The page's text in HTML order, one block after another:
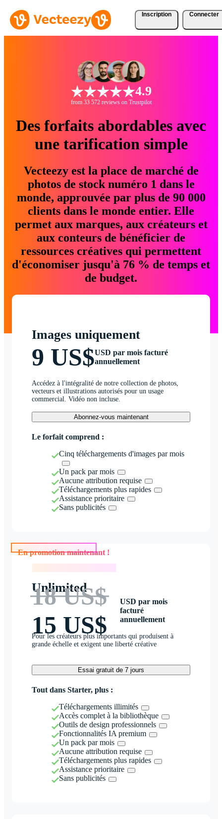
Inscription Connecter
4.9
from 33 572 reviews on Trustpilot
Des forfaits abordables avec
une tarification simple
Vecteezy est la place de marché de
photos de stock numéro 1 dans le
monde, approuvée par plus de 90 000
clients dans le monde entier. Elle
permet aux marques, aux créateurs et
aux conteurs de bénéficier de
ressources créatives qui permettent
d'économiser jusqu'à 76 % de temps et
de budget.
Images uniquement
9 US$USD par mois facturé
annuellement
Accédez à l'intégralité de notre collection de photos,
vecteurs et illustrations autorisés pour un usage
commercial. Vidéo non incluse.
Abonnez-vous maintenant
Le forfait comprend :
Cinq téléchargements d'images par mois
Un pack par mois
Aucune attribution requise
Téléchargements plus rapides
Assistance prioritaire
Sans publicités
En promotion maintenant !
Unlimited
18 US$
15 US$
USD par mois
facturé
annuellement
Pour les créateurs plus importants qui produisent à
grande échelle et exigent une liberté créative
Essai gratuit de 7 jours
Tout dans Starter, plus :
Téléchargements illimités
Accès complet à la bibliothèque
Outils de design professionnels
Fonctionnalités IA premium
Un pack par mois
Aucune attribution requise
Téléchargements plus rapides
Assistance prioritaire
Sans publicités